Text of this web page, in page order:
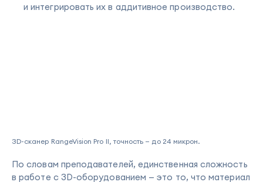
и интегрировать их в аддитивное производство.
3D-сканер RangeVision Pro II, точность — до 24 микрон.
По словам преподавателей, единственная сложность
в работе с 3D-оборудованием — это то, что материал